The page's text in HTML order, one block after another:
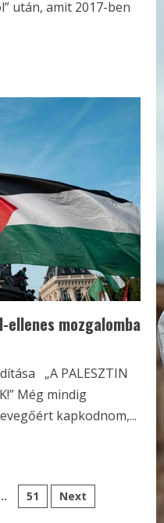
után, amit 2017-ben
mozgalomba
„A PALESZTIN
Még mindig
kapkodnom,...
51 Next